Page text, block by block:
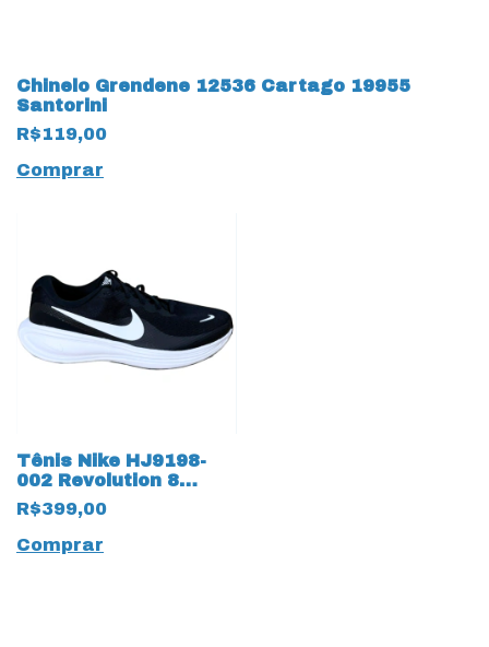
Chinelo Grendene 12536 Cartago 19955
Santorini
R$119,00
Comprar
Tênis Nike HJ9198-
002 Revolution 8
19952 Preto
R$399,00
Comprar